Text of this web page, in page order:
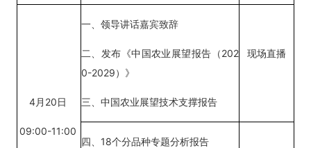
4月 20日
09:00-11:00
一、领导讲话嘉宾致辞
二、发布《中国农业展望报告（202
0-2029）》
三、中国农业展望技术支撑报告
现场直播
四、 18个分品种专题分析报告